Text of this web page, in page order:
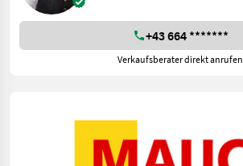
+43 664 *******
Verkaufsberater direkt anrufen